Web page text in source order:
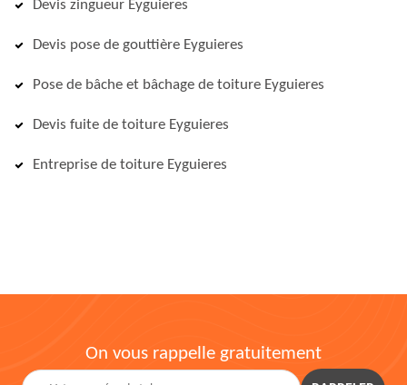
Devis zingueur Eyguieres
Devis pose de gouttière Eyguieres
Pose de bâche et bâchage de toiture Eyguieres
Devis fuite de toiture Eyguieres
Entreprise de toiture Eyguieres
On vous rappelle gratuitement